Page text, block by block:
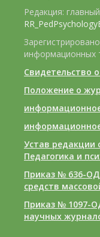
Редакция:
информационных
Свидетельство
Положение о
Устав редакции
Педагогика и
Приказ № 636-
средств
Приказ № 1097-
научных